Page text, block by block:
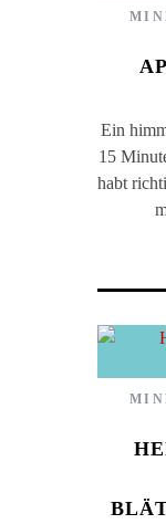
Ein
15
habt